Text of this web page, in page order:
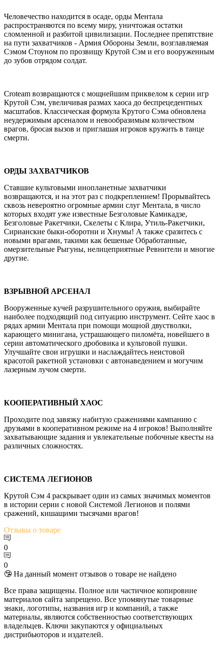
Человечество находится в осаде, орды Ментала
распространяются по всему миру, уничтожая остатки
сломленной и разбитой цивилизации. Последнее препятствие
на пути захватчиков - Армия Обороны Земли, возглавляемая
Сэмом Стоуном по прозвищу Крутой Сэм и его вооруженным
до зубов отрядом солдат.
Croteam возвращаются с мощнейшим приквелом к серии игр
Крутой Сэм, увеличивая размах хаоса до беспрецедентных
масштабов. Классическая формула Крутого Сэма обновлена
неудержимым арсеналом и невообразимым количеством
врагов, бросая вызов и приглашая игроков кружить в танце
смерти.
ОРДЫ ЗАХВАТЧИКОВ
Ставшие культовыми инопланетные захватчики
возвращаются, и на этот раз с подкреплением! Прорывайтесь
сквозь невероятно огромные армии слуг Ментала, в число
которых входят уже известные Безголовые Камикадзе,
Безголовые Ракетчики, Скелеты с Клира, Утиль-Ракетчики,
Сирианские быки-оборотни и Хнумы! А также сразитесь с
новыми врагами, такими как бешеные Обработанные,
омерзительные Рыгуны, нелицеприятные Ревнители и многие
другие.
ВЗРЫВНОЙ АРСЕНАЛ
Вооруженные кучей разрушительного оружия, выбирайте
наиболее подходящий под ситуацию инструмент. Сейте хаос в
рядах армии Ментала при помощи мощной двустволки,
карающего минигана, устрашающего пиломёта, новейшего в
серии автоматического дробовика и культовой пушки.
Улучшайте свои игрушки и наслаждайтесь неистовой
красотой ракетной установки с автонаведением и могучим
лазерным лучом смерти.
КООПЕРАТИВНЫЙ ХАОС
Проходите под завязку набитую сражениями кампанию с
друзьями в кооперативном режиме на 4 игроков! Выполняйте
захватывающие задания и увлекательные побочные квесты на
различных сложностях.
СИСТЕМА ЛЕГИОНОВ
Крутой Сэм 4 раскрывает один из самых значимых моментов
в истории серии c новой Системой Легионов и полями
сражений, кишащими тысячами врагов!
Отзывы о товаре
0
0
🤥 На данный момент отзывов о товаре не найдено
Все права защищены. Полное или частичное копировние
материалов сайта запрещено. Все упомянутые товарные
знаки, логотипы, названия игр и компаний, а также
материалы, являются собственностью соответствующих
владельцев. Ключи закупаются у официальных
дистрибьюторов и издателей.